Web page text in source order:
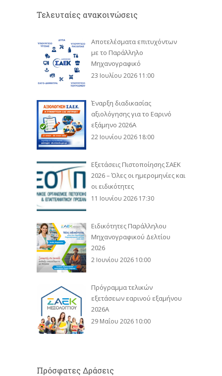
Τελευταίες ανακοινώσεις
Αποτελέσματα επιτυχόντων
με το Παράλληλο
Μηχανογραφικό
23 Ιουλίου 2026 11:00
Έναρξη διαδικασίας
αξιολόγησης για το Εαρινό
εξάμηνο 2026Α
22 Ιουνίου 2026 18:00
Εξετάσεις Πιστοποίησης ΣΑΕΚ
2026 – Όλες οι ημερομηνίες και
οι ειδικότητες
11 Ιουνίου 2026 17:30
Ειδικότητες Παράλληλου
Μηχανογραφικού Δελτίου
2026
2 Ιουνίου 2026 10:00
Πρόγραμμα τελικών
εξετάσεων εαρινού εξαμήνου
2026Α
29 Μαΐου 2026 10:00
Πρόσφατες Δράσεις